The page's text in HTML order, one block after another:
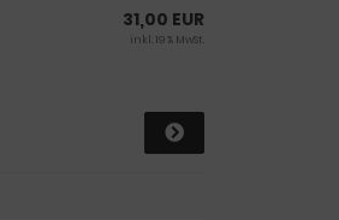
31,00 EUR
inkl. 19 % MwSt.